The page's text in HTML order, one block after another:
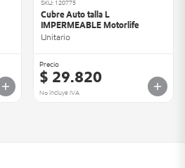
SKU: 120775
Cubre Auto talla L
IMPERMEABLE Motorlife
Unitario
Precio
$ 29.820
No incluye IVA